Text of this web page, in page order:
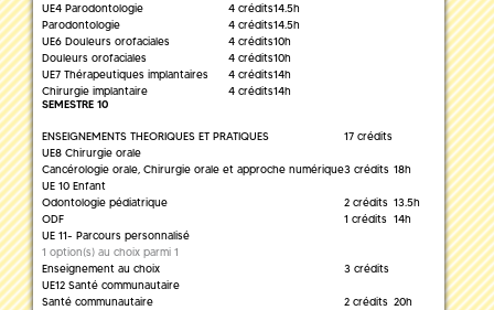
UE4 Parodontologie
4 crédits14.5h
Parodontologie
4 crédits14.5h
UE6 Douleurs orofaciales
4 crédits10h
Douleurs orofaciales
4 crédits10h
UE7 Thérapeutiques implantaires
4 crédits14h
Chirurgie implantaire
4 crédits14h
SEMESTRE 10
ENSEIGNEMENTS THEORIQUES ET PRATIQUES
17 crédits
UE8 Chirurgie orale
Cancérologie orale, Chirurgie orale et approche numérique3 crédits 18h
UE 10 Enfant
Odontologie pédiatrique
2 crédits 13.5h
ODF
1 crédits 14h
UE 11- Parcours personnalisé
1 option(s) au choix parmi 1
Enseignement au choix
3 crédits
UE12 Santé communautaire
Santé communautaire
2 crédits 20h